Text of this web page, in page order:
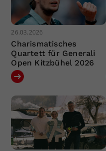
26.03.2026
Charismatisches
Quartett für Generali
Open Kitzbühel 2026